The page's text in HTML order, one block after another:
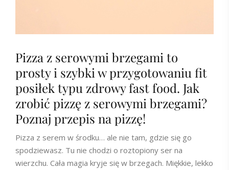
Pizza z serowymi brzegami to
prosty i szybki w przygotowaniu fit
posiłek typu zdrowy fast food. Jak
zrobić pizzę z serowymi brzegami?
Poznaj przepis na pizzę!
Pizza z serem w środku… ale nie tam, gdzie się go
spodziewasz. Tu nie chodzi o roztopiony ser na
wierzchu. Cała magia kryje się w brzegach. Miękkie, lekko